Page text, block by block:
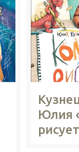
Юлия